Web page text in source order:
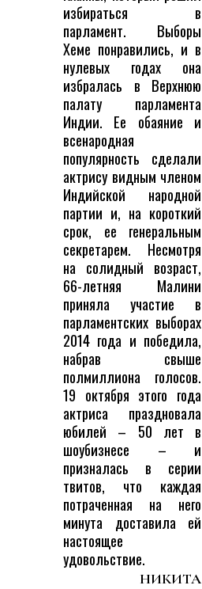
избираться в
парламент. Выборы
Хеме понравились, и в
нулевых годах она
избралась в Верхнюю
палату парламента
Индии. Ее обаяние и
всенародная
популярность сделали
актрису видным членом
Индийской народной
партии и, на короткий
срок, ее генеральным
секретарем. Несмотря
на солидный возраст,
66-летняя Малини
приняла участие в
парламентских выборах
2014 года и победила,
набрав свыше
полмиллиона голосов.
19 октября этого года
актриса праздновала
юбилей – 50 лет в
шоубизнесе – и
призналась в серии
твитов, что каждая
потраченная на него
минута доставила ей
настоящее
удовольствие.
НИКИТА